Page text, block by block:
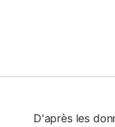
D'après les